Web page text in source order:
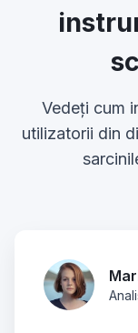
Vedeți cum
utilizatorii din